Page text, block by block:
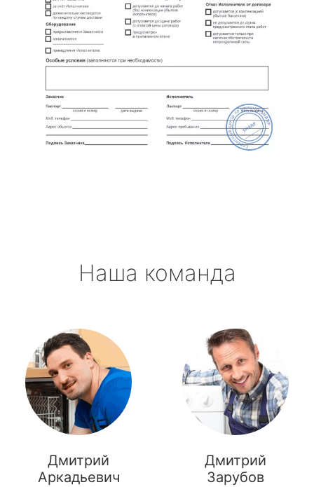
Наша команда
Дмитрий
Аркадьевич
Дмитрий
Зарубов